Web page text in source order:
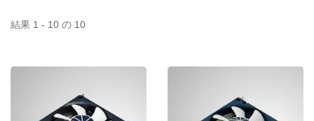
結果 1 - 10 の 10